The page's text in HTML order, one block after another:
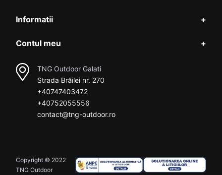
Informatii +
Contul meu +
TNG Outdoor Galati
Strada Brăilei nr. 270
+40747403472
+40752055556
contact@tng-outdoor.ro
Copyright © 2022
TNG Outdoor